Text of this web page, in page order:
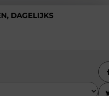
DAGELIJKS